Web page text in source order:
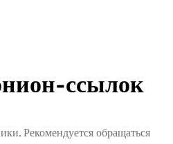
ссылок
Рекомендуется обращаться